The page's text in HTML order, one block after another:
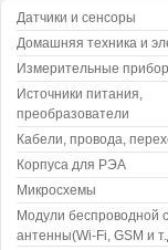
Датчики и сенсоры
Домашняя техника и
Измерительные
Источники питания,
преобразователи
Кабели, провода,
Корпуса для РЭА
Микросхемы
Модули беспроводной
антенны(Wi-Fi, GSM и